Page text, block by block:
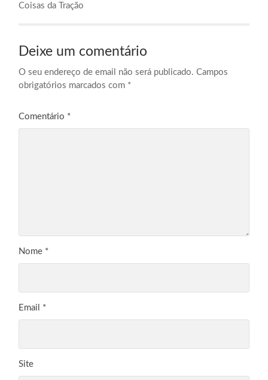
Coisas da Tração
Deixe um comentário
O seu endereço de email não será publicado. Campos
obrigatórios marcados com *
Comentário *
Nome *
Email *
Site